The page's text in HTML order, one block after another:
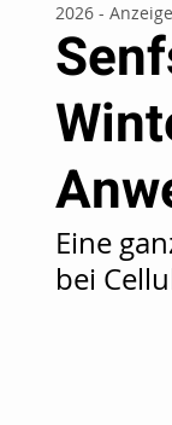
2026 -
Eine
bei